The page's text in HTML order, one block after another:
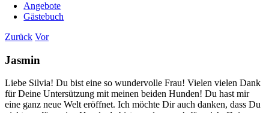
Angebote
Gästebuch
Zurück Vor
Jasmin
Liebe Silvia! Du bist eine so wundervolle Frau! Vielen vielen Dank
für Deine Untersützung mit meinen beiden Hunden! Du hast mir
eine ganz neue Welt eröffnet. Ich möchte Dir auch danken, dass Du